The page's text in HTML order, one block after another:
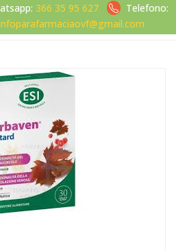
366 35 95 627
Telefono:
e Microcircolo Erbaven Retard
30 Ovalette